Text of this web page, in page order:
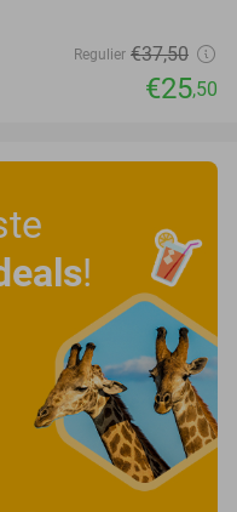
Regulier €37,50
€25,50
!